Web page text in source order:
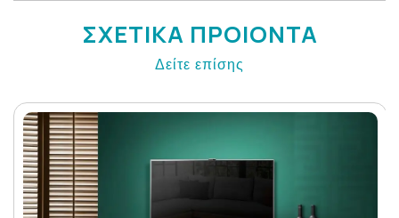
ΣΧΕΤΙΚΑ ΠΡΟΙΟΝΤΑ
Δείτε επίσης